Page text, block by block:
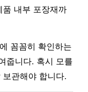
품 내부 포장재까
꼼꼼히 확인하는
줍니다. 혹시 모를
관해야 합니다.